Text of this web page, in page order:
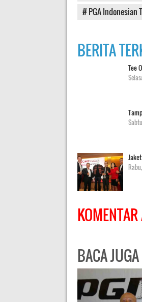
# PGA Indonesian
BERITA
Tee
BACA JUGA